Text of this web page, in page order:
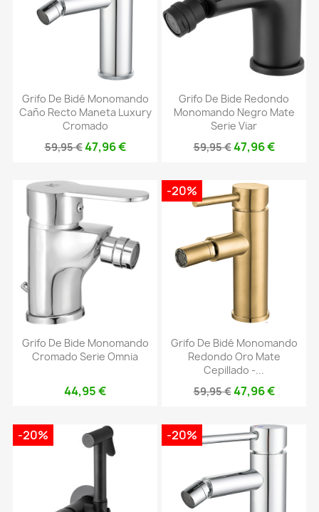
Grifo De Bidé Monomando
Caño Recto Maneta Luxury
Cromado
59,95 €47,96 €
Grifo De Bide Redondo
Monomando Negro Mate
Serie Viar
59,95 €47,96 €
Grifo De Bide Monomando
Cromado Serie Omnia
44,95 €
Grifo De Bidé Monomando
Redondo Oro Mate
Cepillado -...
59,95 €47,96 €
-20%
-20% -20%